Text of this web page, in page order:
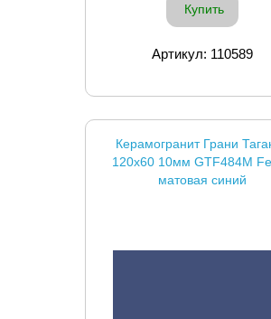
Купить
Артикул: 110589
Керамогранит Грани
120x60 10мм GTF484М
матовая синий